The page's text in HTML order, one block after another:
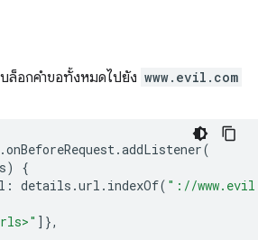
ล็อกคำขอทั้งหมดไปยัง www.evil.com
.onBeforeRequest.addListener(
)
{
: details .url . indexOf( "://
]},